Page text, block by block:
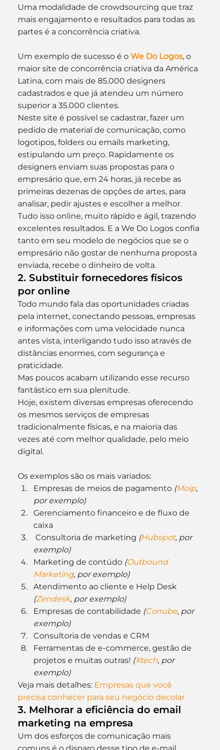
Uma modalidade de crowdsourcing que traz
mais engajamento e resultados para todas as
partes é a concorrência criativa.
Um exemplo de sucesso é o We Do Logos, o
maior site de concorrência criativa da América
Latina, com mais de 85.000 designers
cadastrados e que já atendeu um número
superior a 35.000 clientes.
Neste site é possível se cadastrar, fazer um
pedido de material de comunicação, como
logotipos, folders ou emails marketing,
estipulando um preço. Rapidamente os
designers enviam suas propostas para o
empresário que, em 24 horas, já recebe as
primeiras dezenas de opções de artes, para
analisar, pedir ajustes e escolher a melhor.
Tudo isso online, muito rápido e ágil, trazendo
excelentes resultados. E a We Do Logos confia
tanto em seu modelo de negócios que se o
empresário não gostar de nenhuma proposta
enviada, recebe o dinheiro de volta.
2. Substituir fornecedores físicos
por online
Todo mundo fala das oportunidades criadas
pela internet, conectando pessoas, empresas
e informações com uma velocidade nunca
antes vista, interligando tudo isso através de
distâncias enormes, com segurança e
praticidade.
Mas poucos acabam utilizando esse recurso
fantástico em sua plenitude.
Hoje, existem diversas empresas oferecendo
os mesmos serviços de empresas
tradicionalmente físicas, e na maioria das
vezes até com melhor qualidade, pelo meio
digital.
Os exemplos são os mais variados:
Empresas de meios de pagamento (Moip,
por exemplo)
Gerenciamento financeiro e de fluxo de
caixa
Consultoria de marketing (Hubspot, por
exemplo)
Marketing de contúdo (Outbound
Marketing, por exemplo)
Atendimento ao cliente e Help Desk
(Zendesk, por exemplo)
Empresas de contabilidade (Conube, por
exemplo)
Consultoria de vendas e CRM
Ferramentas de e-commerce, gestão de
projetos e muitas outras! (Xtech, por
exemplo)
Veja mais detalhes: Empresas que você
precisa conhecer para seu negócio decolar
3. Melhorar a eficiência do email
marketing na empresa
Um dos esforços de comunicação mais